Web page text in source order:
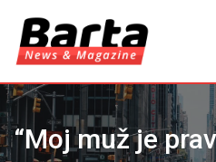
content
“Moj muž je